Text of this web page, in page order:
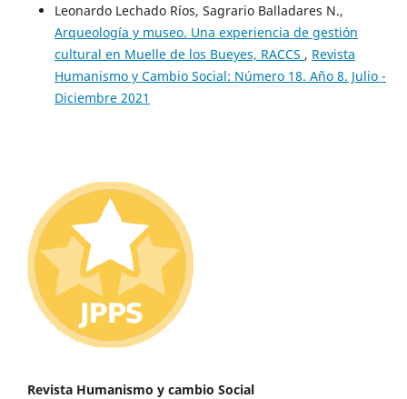
Leonardo Lechado Ríos, Sagrario Balladares N.,
Arqueología y museo. Una experiencia de gestión
cultural en Muelle de los Bueyes, RACCS , Revista
Humanismo y Cambio Social: Número 18. Año 8. Julio -
Diciembre 2021
Revista Humanismo y cambio Social